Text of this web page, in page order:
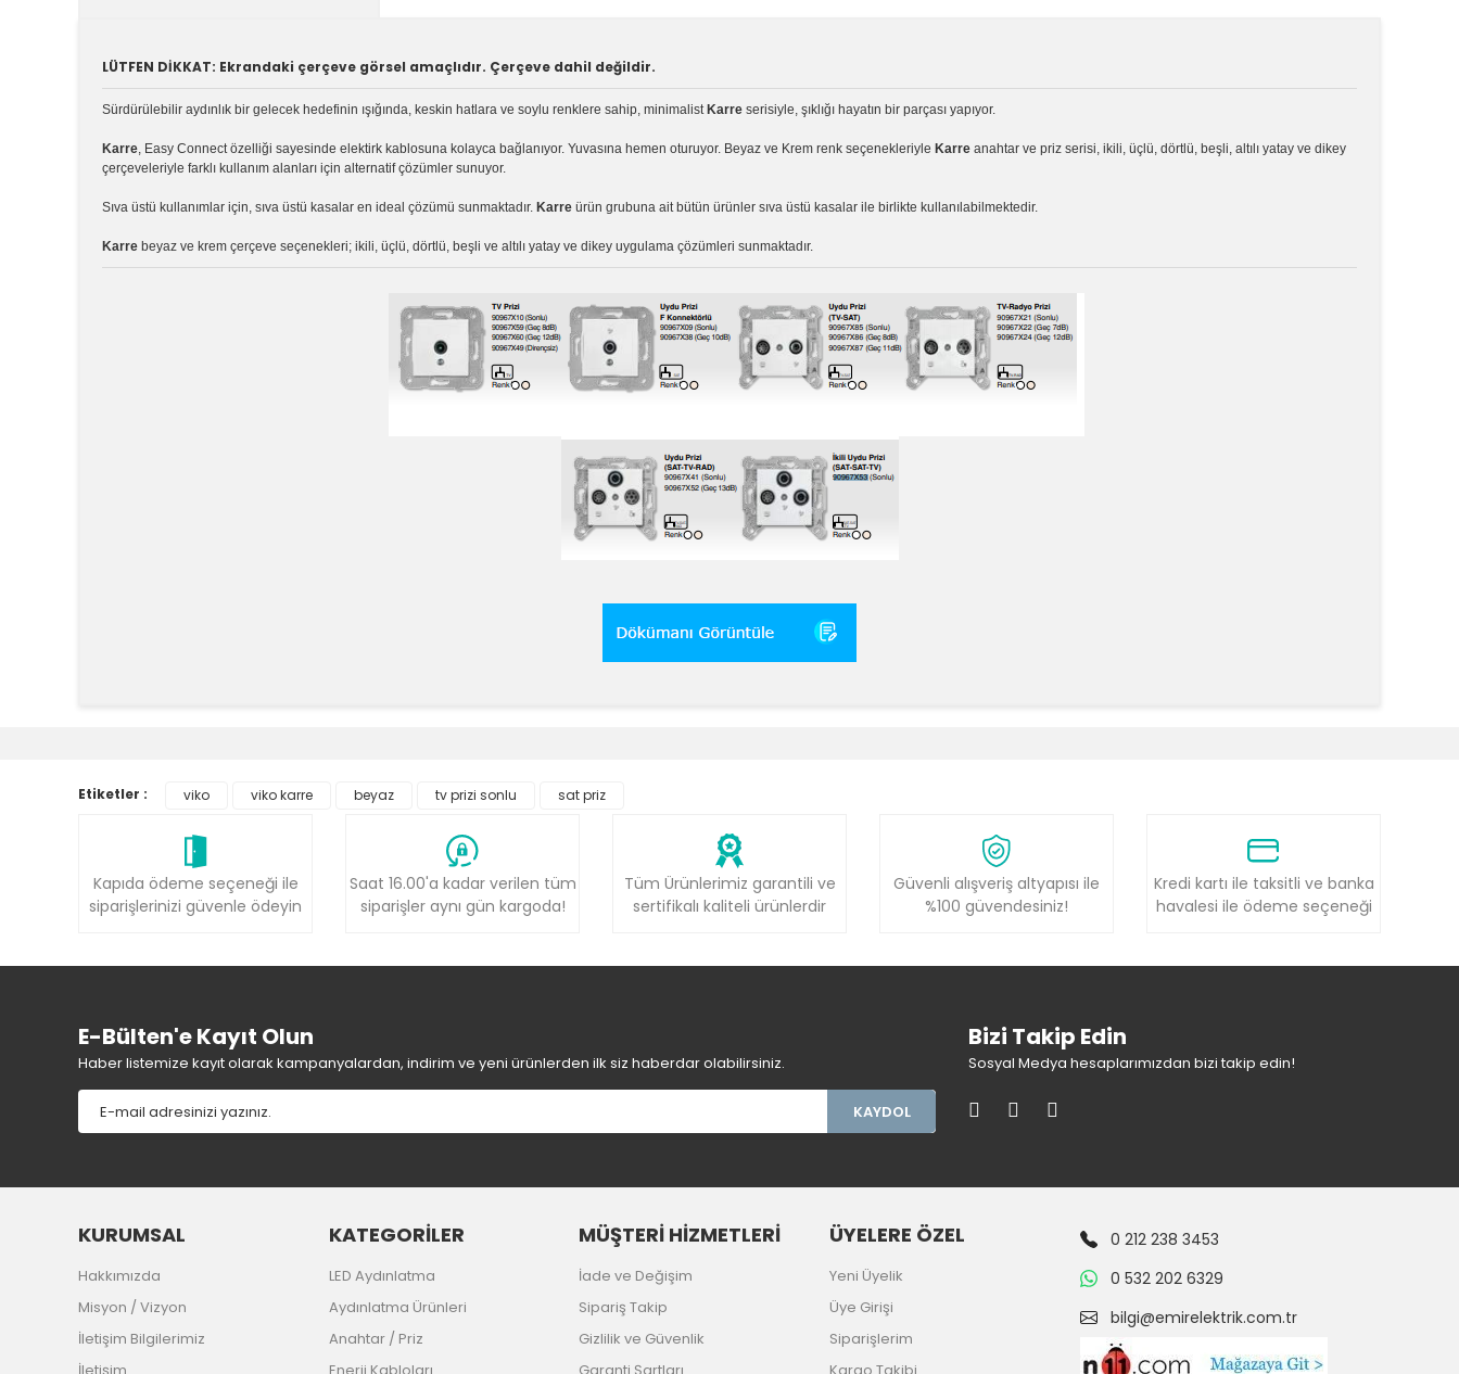
LÜTFEN DİKKAT: Ekrandaki çerçeve görsel amaçlıdır. Çerçeve dahil değildir.
Sürdürülebilir aydınlık bir gelecek hedefinin ışığında, keskin hatlara ve soylu renklere sahip, minimalist Karre serisiyle, şıklığı hayatın bir parçası yapıyor.
Karre, Easy Connect özelliği sayesinde elektirk kablosuna kolayca bağlanıyor. Yuvasına hemen oturuyor. Beyaz ve Krem renk seçenekleriyle Karre anahtar ve priz serisi, ikili, üçlü, dörtlü, beşli, altılı yatay ve dikey
çerçeveleriyle farklı kullanım alanları için alternatif çözümler sunuyor.
Sıva üstü kullanımlar için, sıva üstü kasalar en ideal çözümü sunmaktadır. Karre ürün grubuna ait bütün ürünler sıva üstü kasalar ile birlikte kullanılabilmektedir.
Karre beyaz ve krem çerçeve seçenekleri; ikili, üçlü, dörtlü, beşli ve altılı yatay ve dikey uygulama çözümleri sunmaktadır.
Ürün bilgilerinde hatalar bulunuyor.
Ürün fiyatı diğer sitelerden daha pahalı.
Bu ürüne benzer farklı alternatifler olmalı.
Etiketler : viko viko karre beyaz tv prizi sonlu sat priz
Kapıda ödeme seçeneği ile
siparişlerinizi güvenle ödeyin
Saat 16.00'a kadar verilen tüm
siparişler aynı gün kargoda!
Tüm Ürünlerimiz garantili ve
sertifikalı kaliteli ürünlerdir
Güvenli alışveriş altyapısı ile
%100 güvendesiniz!
Kredi kartı ile taksitli ve banka
havalesi ile ödeme seçeneği
E-Bülten'e Kayıt Olun
Haber listemize kayıt olarak kampanyalardan, indirim ve yeni ürünlerden ilk siz haberdar olabilirsiniz.
KAYDOL
Bizi Takip Edin
Sosyal Medya hesaplarımızdan bizi takip edin!
KURUMSAL
Hakkımızda
Misyon / Vizyon
İletişim Bilgilerimiz
KATEGORİLER
LED Aydınlatma
Aydınlatma Ürünleri
Anahtar / Priz
MÜŞTERİ HİZMETLERİ
İade ve Değişim
Sipariş Takip
Gizlilik ve Güvenlik
ÜYELERE ÖZEL
Yeni Üyelik
Üye Girişi
Siparişlerim
0 212 238 3453
0 532 202 6329
bilgi@emirelektrik.com.tr